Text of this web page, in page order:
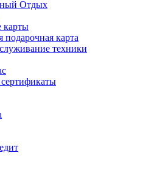
Отдых
карты
подарочная карта
техники